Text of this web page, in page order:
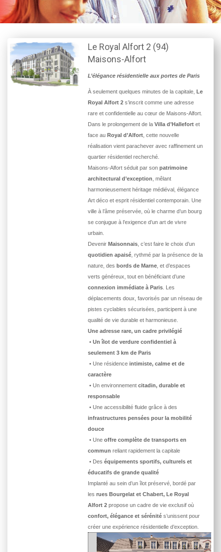
Le Royal Alfort 2 (94)
Maisons-Alfort
L’élégance résidentielle aux portes de Paris
À seulement quelques minutes de la capitale, Le
Royal Alfort 2s’inscrit comme une adresse
rare et confidentielle au cœur de Maisons-Alfort.
Dans le prolongement de la Villa d’Hallefortet
face au Royal d’Alfort, cette nouvelle
réalisation vient parachever avec raffinement un
quartier résidentiel recherché.
Maisons-Alfort séduit par son patrimoine
architectural d’exception , mêlant
harmonieusement héritage médiéval, élégance
Art déco et esprit résidentiel contemporain. Une
ville à l’âme préservée, où le charme d’un bourg
se conjugue à l’exigence d’un art de vivre
urbain.
Devenir Maisonnais, c’est faire le choix d’un
quotidien apaisé, rythmé par la présence de la
nature, des bords de Marne, et d’espaces
verts généreux, tout en bénéficiant d’une
connexion immédiate à Paris. Les
déplacements doux, favorisés par un réseau de
pistes cyclables sécurisées, participent à une
qualité de vie durable et harmonieuse.
Une adresse rare, un cadre privilégié
• Un îlot de verdure confidentiel à
seulement 3 km de Paris
• Une résidence intimiste, calme et de
caractère
• Un environnement citadin, durable et
responsable
• Une accessibilité fluide grâce à des
infrastructures pensées pour la mobilité
douce
• Une offre complète de transports en
commun reliant rapidement la capitale
• Des équipements sportifs, culturels et
éducatifs de grande qualité
Implanté au sein d’un îlot préservé, bordé par
les rues Bourgelat et Chabert, Le Royal
Alfort 2propose un cadre de vie exclusif où
confort, élégance et sérénités’unissent pour
créer une expérience résidentielle d’exception.